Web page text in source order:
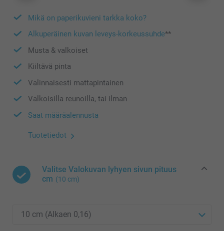
Mikä on paperikuvieni tarkka koko?
Alkuperäinen kuvan leveys-korkeussuhde**
Musta & valkoiset
Kiiltävä pinta
Valinnaisesti mattapintainen
Valkoisilla reunoilla, tai ilman
Saat määräalennusta
Tuotetiedot
Valitse Valokuvan lyhyen sivun pituus
cm (10 cm)